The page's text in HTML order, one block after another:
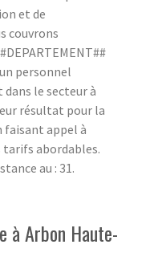
et de
couvrons
personnel
le secteur à
résultat pour la
faisant appel à
tarifs abordables.
au : 31.
à Arbon Haute-